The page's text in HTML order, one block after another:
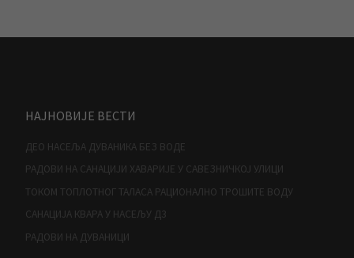
НАЈНОВИЈЕ ВЕСТИ
ДЕО НАСЕЉА ДУВАНИКА БЕЗ ВОДЕ
РАДОВИ НА САНАЦИЈИ ХАВАРИЈЕ У САВЕЗНИЧКОЈ УЛИЦИ
ТОКОМ ТОПЛОТНОГ ТАЛАСА РАЦИОНАЛНО ТРОШИТЕ ВОДУ
САНАЦИЈА КВАРА У НАСЕЉУ Д3
РАДОВИ НА ДУВАНИЦИ